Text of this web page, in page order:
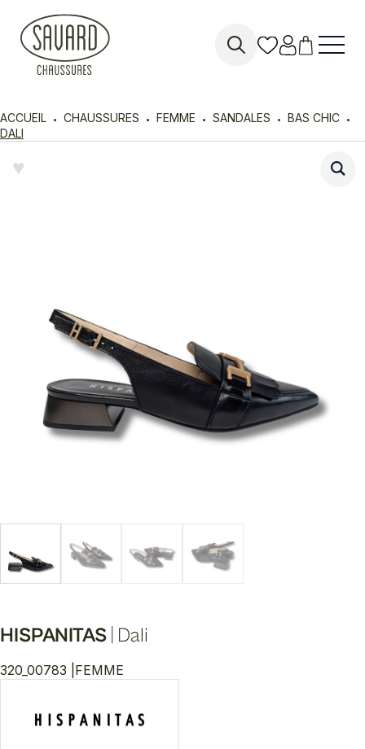
ACCUEIL CHAUSSURES FEMME SANDALES
BAS CHIC
DALI
♥︎
HISPANITAS Dali
320_00783 | FEMME